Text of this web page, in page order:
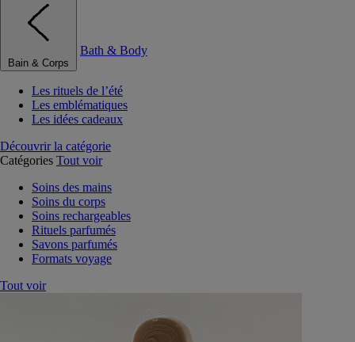
Bain & Corps
Bath & Body
Les rituels de l’été
Les emblématiques
Les idées cadeaux
Découvrir la catégorie
Catégories Tout voir
Soins des mains
Soins du corps
Soins rechargeables
Rituels parfumés
Savons parfumés
Formats voyage
Tout voir